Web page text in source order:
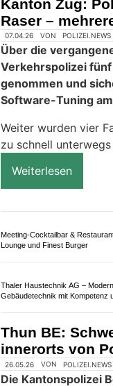
Ristorante 33 in Zürich lädt zum
Dinner nahe Paradeplatz ein
Kanton Zug:
Raser –
07.04.26 VON
Verkehrspolizei
genommen und
Weiter wurden vier
Weiterlesen
Meeting-Cocktailbar &
Thaler Haustechnik AG –
Gebäudetechnik mit Kompetenz